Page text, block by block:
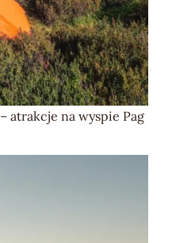
atrakcje na wyspie Pag